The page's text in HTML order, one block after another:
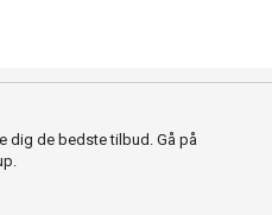
dig de bedste tilbud. Gå på